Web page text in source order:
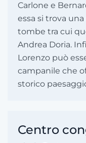
Carlone e
essa si trova
tombe tra cui
Andrea Doria.
Lorenzo può
campanile che
storico
Centro